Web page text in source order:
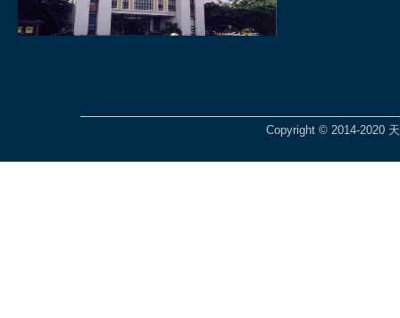
Copyright © 2014-2020